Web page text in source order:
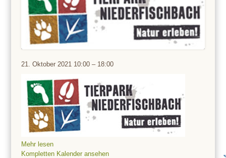
Tierpark
21. Oktober 2021 10:00 – 18:00
Mehr lesen
Kompletten Kalender ansehen